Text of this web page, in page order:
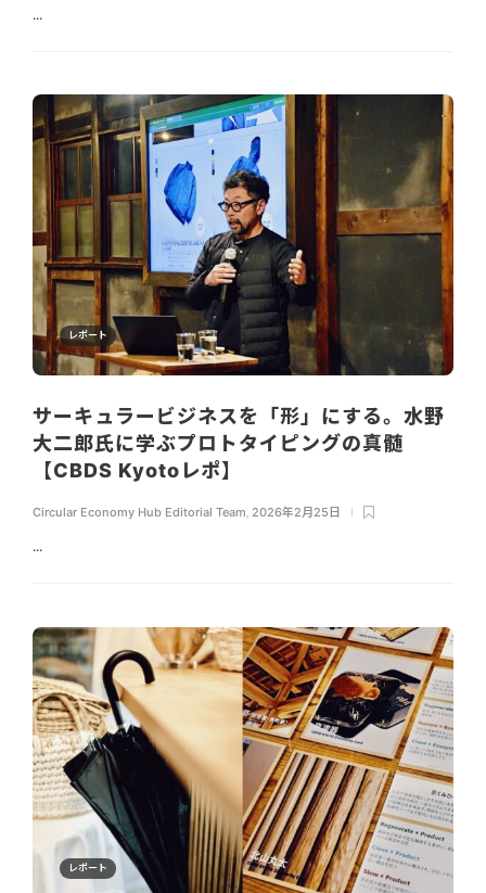
...
レポート
サーキュラービジネスを「形」にする。水野
大二郎氏に学ぶプロトタイピングの真髄
【CBDS Kyotoレポ】
Circular Economy Hub Editorial Team 2026年2月25日
...
レポート